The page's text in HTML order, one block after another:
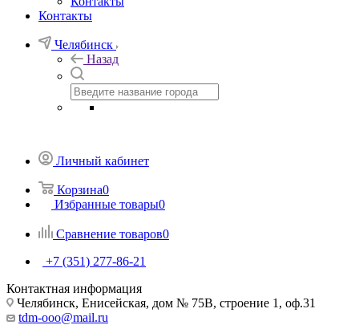
Контакты
Челябинск
Назад
Личный кабинет
Корзина0
Избранные товары0
Сравнение товаров0
+7 (351) 277-86-21
Контактная информация
Челябинск, Енисейская, дом № 75В, строение 1, оф.31
tdm-ooo@mail.ru